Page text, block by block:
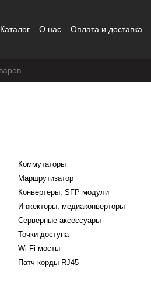
Каталог О нас Оплата и доставка
Коммутаторы
Маршрутизатор
Конвертеры, SFP модули
Инжекторы, медиаконверторы
Серверные аксессуары
Точки доступа
Wi-Fi мосты
Патч-корды RJ45